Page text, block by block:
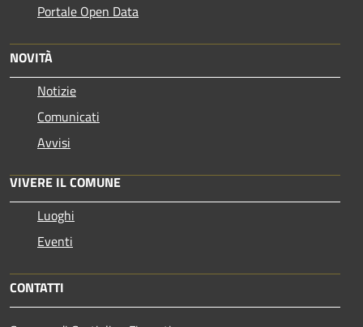
Portale Open Data
NOVITÀ
Notizie
Comunicati
Avvisi
VIVERE IL COMUNE
Luoghi
Eventi
CONTATTI